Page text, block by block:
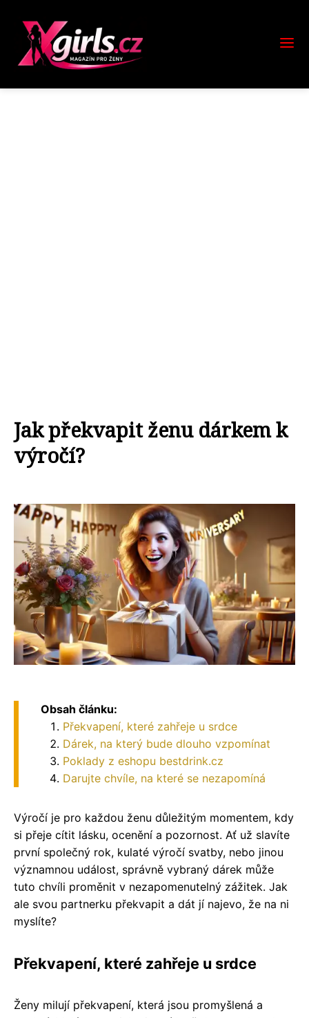
Jak překvapit ženu dárkem k
výročí?
Obsah článku:
Překvapení, které zahřeje u srdce
Dárek, na který bude dlouho vzpomínat
Poklady z eshopu bestdrink.cz
Darujte chvíle, na které se nezapomíná
Výročí je pro každou ženu důležitým momentem, kdy
si přeje cítit lásku, ocenění a pozornost. Ať už slavíte
první společný rok, kulaté výročí svatby, nebo jinou
významnou událost, správně vybraný dárek může
tuto chvíli proměnit v nezapomenutelný zážitek. Jak
ale svou partnerku překvapit a dát jí najevo, že na ni
myslíte?
Překvapení, které zahřeje u srdce
Ženy milují překvapení, která jsou promyšlená a